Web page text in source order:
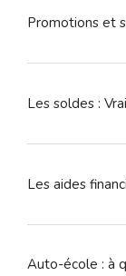
Promotions et
Les soldes :
Les aides
Auto-école : à